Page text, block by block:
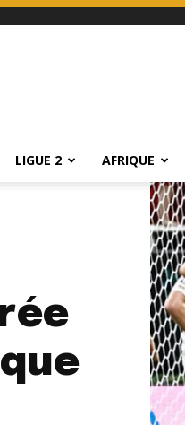
LIGUE 2 AFRIQUE